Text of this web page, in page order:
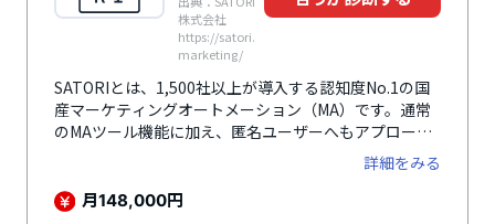
株式会社
https://satori.
marketing/
SATORIとは、1,500社以上が導入する認知度No.1の国
産マーケティングオートメーション（MA）です。通常
のMAツール機能に加え、匿名ユーザーへもアプローチ
する「アンノウンマーケティング」で、リードジェネレ
ーションに強く、Webサイト上のコンバージョンを促
します。
詳細をみる
月148,000円